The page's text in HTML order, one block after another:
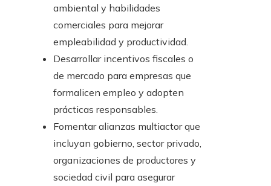
ambiental y habilidades
comerciales para mejorar
empleabilidad y productividad.
Desarrollar incentivos fiscales o
de mercado para empresas que
formalicen empleo y adopten
prácticas responsables.
Fomentar alianzas multiactor que
incluyan gobierno, sector privado,
organizaciones de productores y
sociedad civil para asegurar